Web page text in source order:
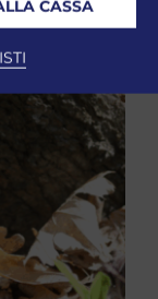
CASSA